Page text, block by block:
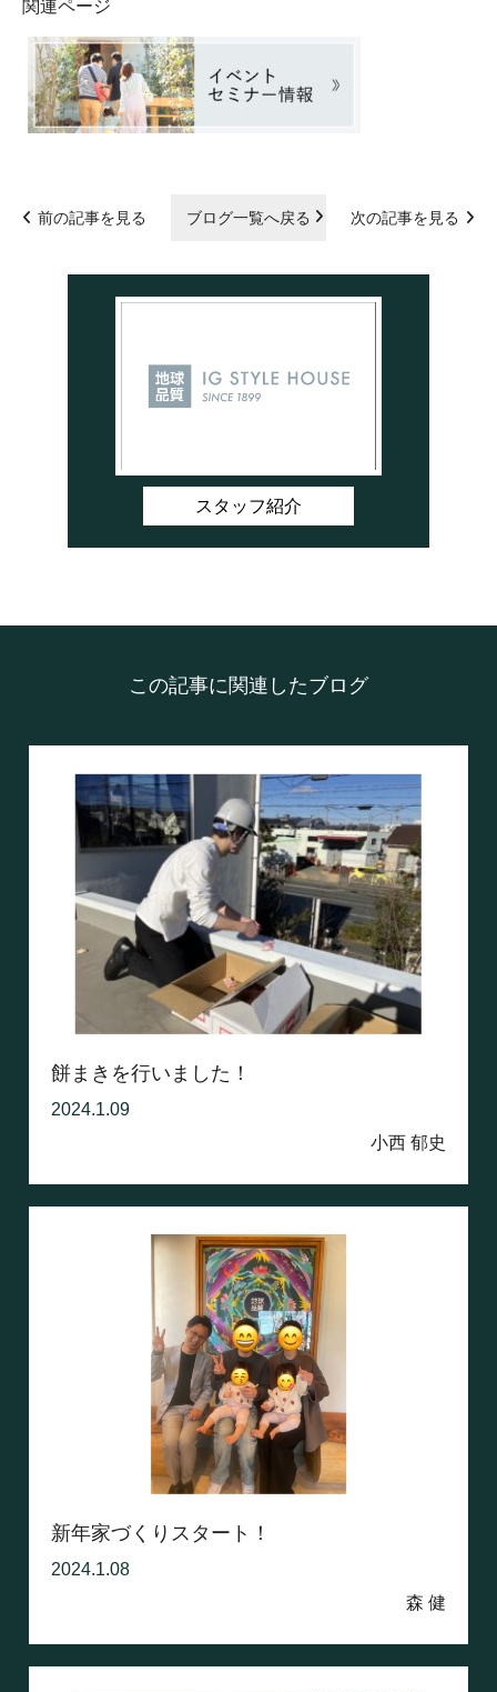
関連ページ
前の記事を見る ブログ一覧へ戻る 次の記事を見る
スタッフ紹介
この記事に関連したブログ
餅まきを行いました！
2024.1.09
小西 郁史
新年家づくりスタート！
2024.1.08
森 健